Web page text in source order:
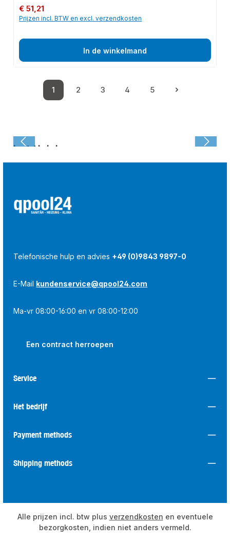
Normale prijs:
€ 51,21
Prijzen incl. BTW en excl. verzendkosten
In de winkelmand
Pagina
1
Pagina
2
Pagina
3
Pagina
4
Pagina
5
Laatst bekeken:
Telefonische hulp en advies +49 (0)9843 9897-0
E-Mail kundenservice@qpool24.com
Ma-vr 08:00-16:00 en vr 08:00-12:00
Een contract herroepen
Service
Het bedrijf
Payment methods
Shipping methods
Alle prijzen incl. btw plus verzendkosten en eventuele
bezorgkosten, indien niet anders vermeld.